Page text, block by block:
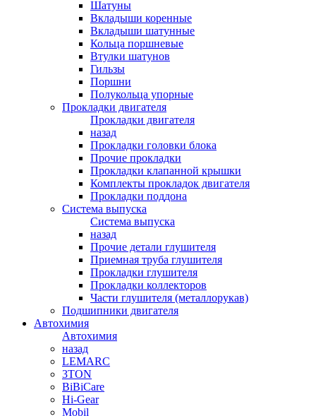
Шатуны
Вкладыши коренные
Вкладыши шатунные
Кольца поршневые
Втулки шатунов
Гильзы
Поршни
Полукольца упорные
Прокладки двигателя
Прокладки двигателя
назад
Прокладки головки блока
Прочие прокладки
Прокладки клапанной крышки
Комплекты прокладок двигателя
Прокладки поддона
Система выпуска
Система выпуска
назад
Прочие детали глушителя
Приемная труба глушителя
Прокладки глушителя
Прокладки коллекторов
Части глушителя (металлорукав)
Подшипники двигателя
Автохимия
Автохимия
назад
LEMARC
3TON
BiBiCare
Hi-Gear
Mobil